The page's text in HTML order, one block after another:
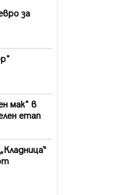
за
мак" в
етап